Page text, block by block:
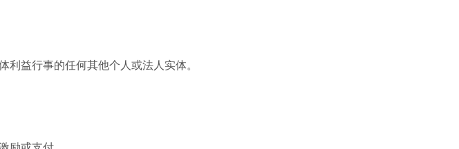
益行事的任何其他个人或法人实体。